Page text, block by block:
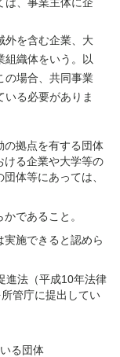
は、事業主体に企
外を含む企業、大
組織体をいう。以
の場合、共同事業
いる必要がありま
の拠点を有する団体
ける企業や大学等の
体等にあっては、
であること。
施できると認めら
進法（平成10年法律
管庁に提出してい
る団体